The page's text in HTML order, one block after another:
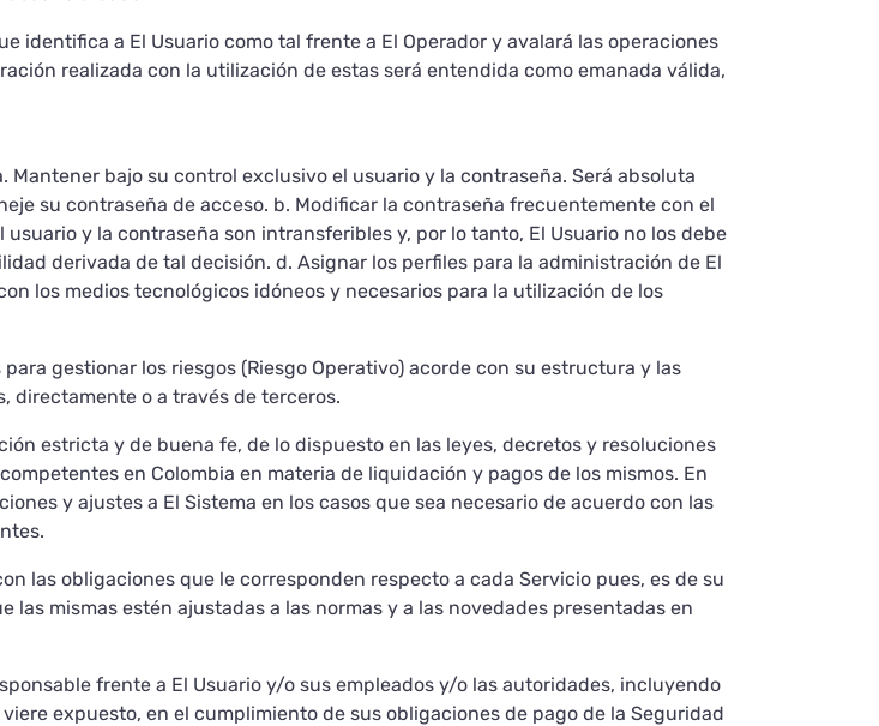
identifica a El Usuario como tal frente a El Operador y avalará las operaciones
realizada con la utilización de estas será entendida como emanada válida,
bajo su control exclusivo el usuario y la contraseña. Será absoluta
su contraseña de acceso. b. Modificar la contraseña frecuentemente con el
y la contraseña son intransferibles y, por lo tanto, El Usuario no los debe
derivada de tal decisión. d. Asignar los perfiles para la administración de El
los medios tecnológicos idóneos y necesarios para la utilización de los
gestionar los riesgos (Riesgo Operativo) acorde con su estructura y las
directamente o a través de terceros.
estricta y de buena fe, de lo dispuesto en las leyes, decretos y resoluciones
en Colombia en materia de liquidación y pagos de los mismos. En
y ajustes a El Sistema en los casos que sea necesario de acuerdo con las
las obligaciones que le corresponden respecto a cada Servicio pues, es de su
mismas estén ajustadas a las normas y a las novedades presentadas en
frente a El Usuario y/o sus empleados y/o las autoridades, incluyendo
expuesto, en el cumplimiento de sus obligaciones de pago de la Seguridad